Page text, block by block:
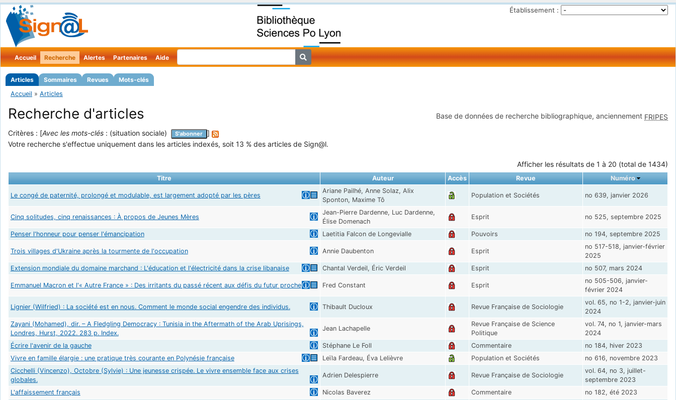
Établissement :
Accueil Recherche
Articles Sommaires Revues Mots-clés
Alertes Partenaires Aide
Accueil » Articles
Base de données de recherche bibliographique, anciennement FRIPES
Recherche d'articles
Critères : [Avec les mots-clés : (situation sociale) S'abonner
]
Votre recherche s'effectue uniquement dans les articles indexés, soit 13 % des articles de Sign@l.
Afficher les résultats de 1 à 20 (total de 1434)
Titre Auteur Accès Revue Numéro
Le congé de paternité, prolongé et modulable, est largement adopté par les pères
Ariane Pailhé, Anne Solaz, Alix
Sponton, Maxime Tô
Population et Sociétés no 639, janvier 2026
Cinq solitudes, cinq renaissances : À propos de Jeunes Mères
Jean-Pierre Dardenne, Luc Dardenne,
Élise Domenach
Esprit no 525, septembre 2025
Penser l'honneur pour penser l'émancipation Laetitia Falcon de Longevialle Pouvoirs no 194, septembre 2025
Trois villages d'Ukraine après la tourmente de l'occupation Annie Daubenton Esprit
no 517-518, janvier-février
2025
Extension mondiale du domaine marchand : L'éducation et l'électricité dans la crise libanaise
Chantal Verdeil, Éric Verdeil Esprit no 507, mars 2024
Emmanuel Macron et l'« Autre France » : Des irritants du passé récent aux défis du futur proche Fred Constant Esprit
no 505-506, janvier-
février 2024
Lignier (Wilfried) : La société est en nous. Comment le monde social engendre des individus. Thibault Ducloux Revue Française de Sociologie
vol. 65, no 1-2, janvier-juin
2024
Zayani (Mohamed), dir. – A Fledgling Democracy : Tunisia in the Aftermath of the Arab Uprisings,
Londres, Hurst, 2022. 283 p. Index.
Jean Lachapelle
Revue Française de Science
Politique
vol. 74, no 1, janvier-mars
2024
Écrire l'avenir de la gauche
Stéphane Le Foll Commentaire
no 184, hiver 2023
Vivre en famille élargie : une pratique très courante en Polynésie française
Leïla Fardeau, Éva Lelièvre Population et Sociétés
no 616, novembre 2023
Cicchelli (Vincenzo), Octobre (Sylvie) : Une jeunesse crispée. Le vivre ensemble face aux crises
globales.
Adrien Delespierre Revue Française de Sociologie
vol. 64, no 3, juillet-
septembre 2023
L'affaissement français
Nicolas Baverez Commentaire
no 182, été 2023